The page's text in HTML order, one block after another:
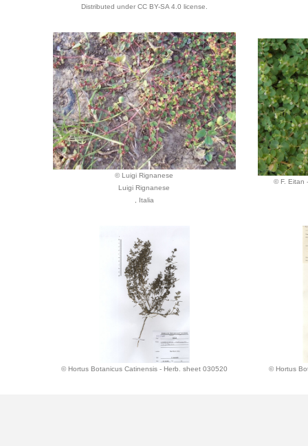
Distributed under CC BY-SA 4.0 license.
© Luigi Rignanese
Luigi Rignanese
, Italia
© F. Eitan
© Hortus Botanicus Catinensis - Herb. sheet 030520 © Hortus